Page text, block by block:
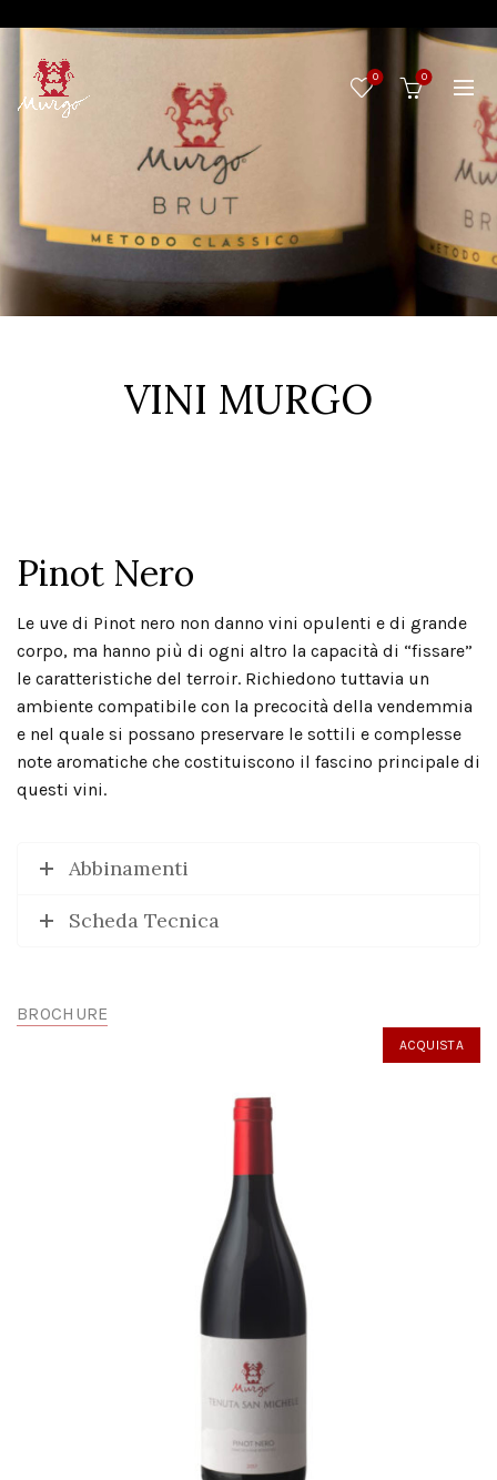
0 0
VINI MURGO
Pinot Nero
Le uve di Pinot nero non danno vini opulenti e di grande
corpo, ma hanno più di ogni altro la capacità di “fissare”
le caratteristiche del terroir. Richiedono tuttavia un
ambiente compatibile con la precocità della vendemmia
e nel quale si possano preservare le sottili e complesse
note aromatiche che costituiscono il fascino principale di
questi vini.
Abbinamenti
Scheda Tecnica
BROCHURE
ACQUISTA